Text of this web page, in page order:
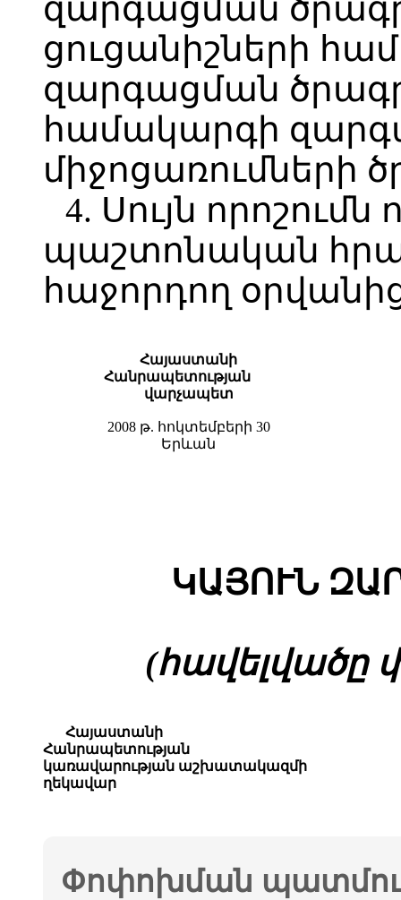
զարգացման
ցուցանիշների
զարգացման
համակարգի
միջոցառումների
4. Սույն որոշումն
պաշտոնական
հաջորդող
Հայաստանի
Հանրապետության
վարչապետ
2008 թ. հոկտեմբերի 30
Երևան
ԿԱՅՈՒՆ
(հավելվածը
Հայաստանի
Հանրապետության
կառավարության աշխատակազմի
ղեկավար
Փոփոխման